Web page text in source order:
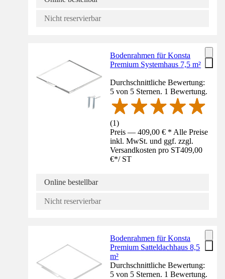
Nicht reservierbar
Bodenrahmen für Konsta
Premium Systemhaus 7,5 m²
Durchschnittliche Bewertung:
5 von 5 Sternen. 1 Bewertung.
(1)
Preis — 409,00 € * Alle Preise
inkl. MwSt. und ggf. zzgl.
Versandkosten pro ST409,00
€*/ ST
Online bestellbar
Nicht reservierbar
Bodenrahmen für Konsta
Premium Satteldachhaus 8,5
m²
Durchschnittliche Bewertung:
5 von 5 Sternen. 1 Bewertung.